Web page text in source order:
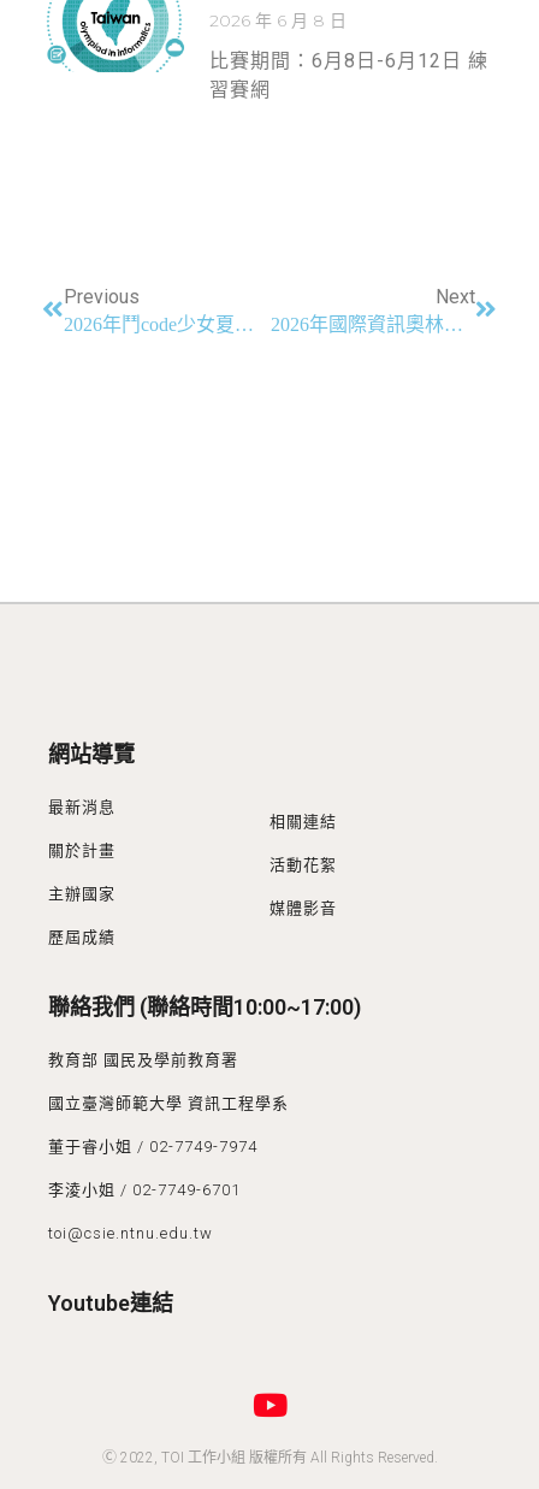
2026 年 6 月 8 日
比賽期間：6月8日-6月12日 練
習賽網
Previous
2026年鬥code少女夏令營 報名資訊 (第二波報名開放至6/22止)
Next
2026年國際資訊奧林匹亞競賽我國正式隊伍名單
網站導覽
最新消息
關於計畫
主辦國家
歷屆成績
相關連結
活動花絮
媒體影音
聯絡我們 (聯絡時間10:00~17:00)
教育部 國民及學前教育署
國立臺灣師範大學 資訊工程學系
董于睿小姐 / 02-7749-7974
李淩小姐 / 02-7749-6701
toi@csie.ntnu.edu.tw
Youtube連結
Ⓒ 2022, TOI 工作小組 版權所有 All Rights Reserved.